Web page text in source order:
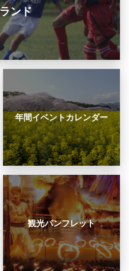
ンド
年間イベントカレンダー
観光パンフレット